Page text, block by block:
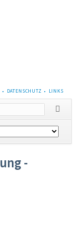
DATENSCHUTZ LINKS
-